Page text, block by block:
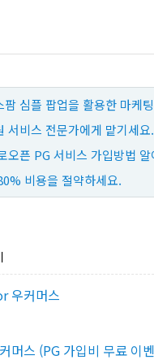
심플 팝업을 활용한 마케
서비스 전문가에게 맡기세요.
오픈 PG 서비스 가입방법 알
비용을 절약하세요.
우커머스
머스 (PG 가입비 무료 이